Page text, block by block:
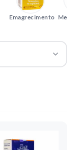
Emagrecimento